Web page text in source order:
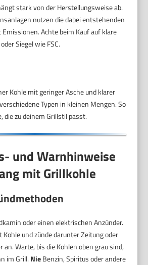
stark von der Herstellungsweise ab.
nutzen die dabei entstehenden
Emissionen. Achte beim Kauf auf klare
Siegel wie FSC.
Kohle mit geringer Asche und klarer
Typen in kleinen Mengen. So
die zu deinem Grillstil passt.
und Warnhinweise
mit Grillkohle
oder einen elektrischen Anzünder.
Kohle und zünde darunter Zeitung oder
an. Warte, bis die Kohlen oben grau sind,
im Grill. NieBenzin, Spiritus oder andere